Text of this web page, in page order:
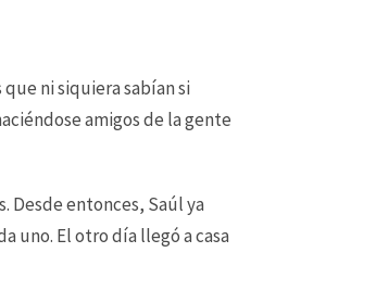
ni siquiera sabían si
amigos de la gente
Desde entonces, Saúl ya
uno. El otro día llegó a casa